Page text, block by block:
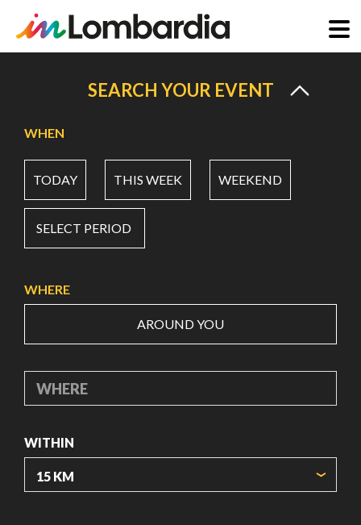
content
SEARCH YOUR EVENT
WHEN
TODAY THIS WEEK WEEKEND
SELECT PERIOD
WHERE
AROUND YOU
WHERE
WITHIN